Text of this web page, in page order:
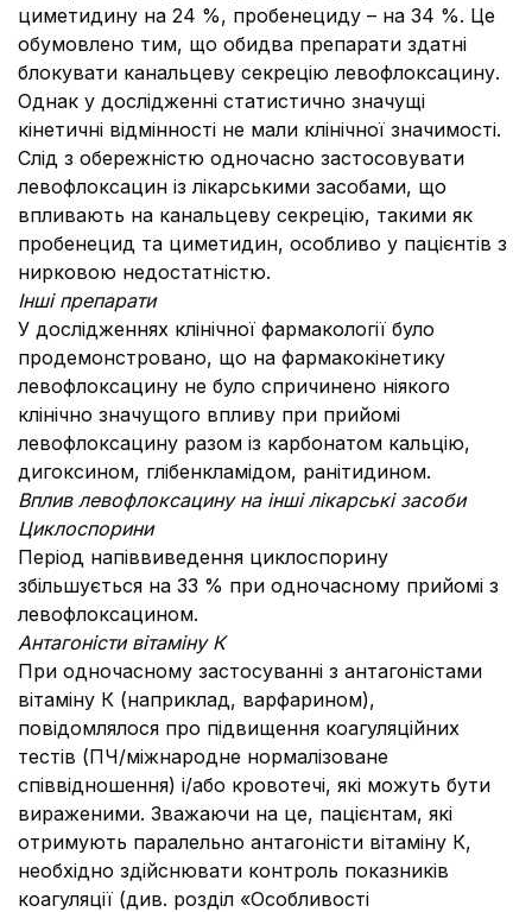
циметидину на 24 %, пробенециду – на 34 %. Це
обумовлено тим, що обидва препарати здатні
блокувати канальцеву секрецію левофлоксацину.
Однак у дослідженні статистично значущі
кінетичні відмінності не мали клінічної значимості.
Слід з обережністю одночасно застосовувати
левофлоксацин із лікарськими засобами, що
впливають на канальцеву секрецію, такими як
пробенецид та циметидин, особливо у пацієнтів з
нирковою недостатністю.
Інші препарати
У дослідженнях клінічної фармакології було
продемонстровано, що на фармакокінетику
левофлоксацину не було спричинено ніякого
клінічно значущого впливу при прийомі
левофлоксацину разом із карбонатом кальцію,
дигоксином, глібенкламідом, ранітидином.
Вплив левофлоксацину на інші лікарські засоби
Циклоспорини
Період напіввиведення циклоспорину
збільшується на 33 % при одночасному прийомі з
левофлоксацином.
Антагоністи вітаміну К
При одночасному застосуванні з антагоністами
вітаміну К (наприклад, варфарином),
повідомлялося про підвищення коагуляційних
тестів (ПЧ/міжнародне нормалізоване
співвідношення) і/або кровотечі, які можуть бути
вираженими. Зважаючи на це, пацієнтам, які
отримують паралельно антагоністи вітаміну К,
необхідно здійснювати контроль показників
коагуляції (див. розділ «Особливості